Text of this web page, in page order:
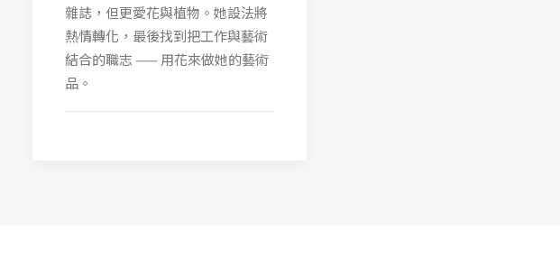
雜誌，但更愛花與植物。她設法將
熱情轉化，最後找到把工作與藝術
結合的職志 —— 用花來做她的藝術
品。